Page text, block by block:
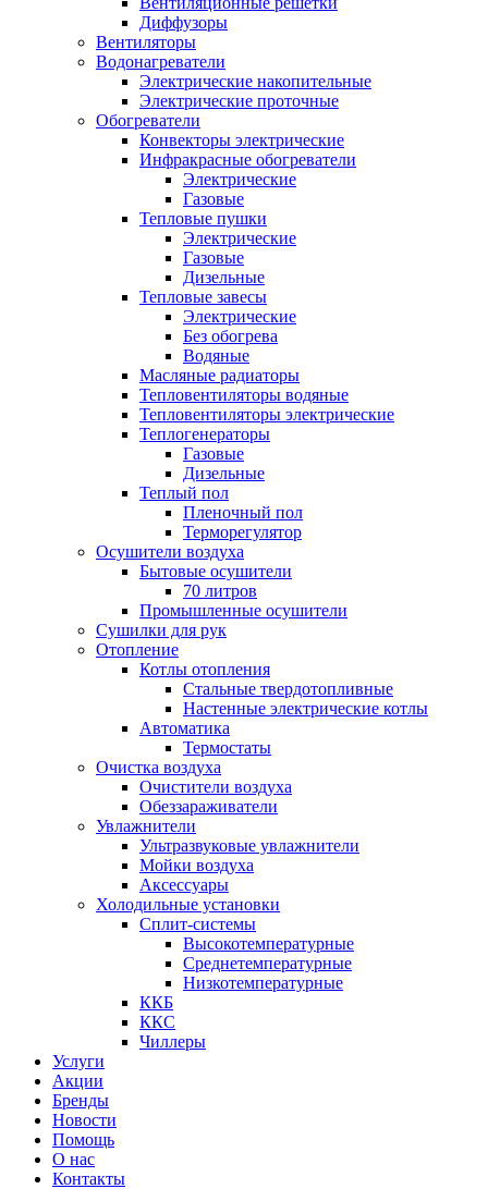
Диффузоры
Вентиляторы
Водонагреватели
Электрические накопительные
Электрические проточные
Обогреватели
Конвекторы электрические
Инфракрасные обогреватели
Электрические
Газовые
Тепловые пушки
Электрические
Газовые
Дизельные
Тепловые завесы
Электрические
Без обогрева
Водяные
Масляные радиаторы
Тепловентиляторы водяные
Тепловентиляторы электрические
Теплогенераторы
Газовые
Дизельные
Теплый пол
Пленочный пол
Терморегулятор
Осушители воздуха
Бытовые осушители
70 литров
Промышленные осушители
Сушилки для рук
Отопление
Котлы отопления
Стальные твердотопливные
Настенные электрические котлы
Автоматика
Термостаты
Очистка воздуха
Очистители воздуха
Обеззараживатели
Увлажнители
Ультразвуковые увлажнители
Мойки воздуха
Аксессуары
Холодильные установки
Сплит-системы
Высокотемпературные
Среднетемпературные
Низкотемпературные
ККБ
ККС
Чиллеры
Услуги
Акции
Бренды
Новости
Помощь
О нас
Контакты